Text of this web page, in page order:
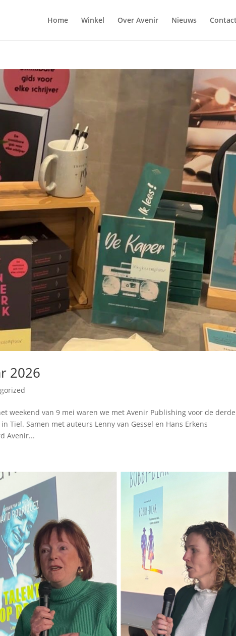
Home Winkel Over Avenir Nieuws
2026
weekend van 9 mei waren we met Avenir Publishing voor de derde
Tiel. Samen met auteurs Lenny van Gessel en Hans Erkens
Avenir...